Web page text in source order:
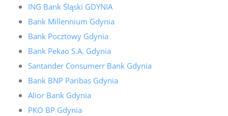
ING Bank Śląski GDYNIA
Bank Millennium Gdynia
Bank Pocztowy Gdynia
Bank Pekao S.A. Gdynia
Santander Consumerr Bank Gdynia
Bank BNP Paribas Gdynia
Alior Bank Gdynia
PKO BP Gdynia